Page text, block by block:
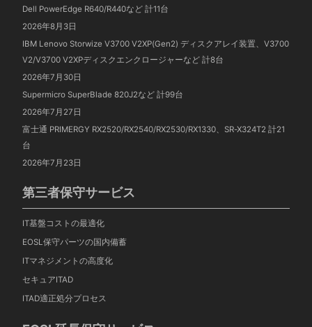
Dell PowerEdge R640/R440など 計11台
2026年8月3日
IBM Lenovo Storwize V3700 V2XP(Gen2) ディスクアレイ装置、V3700
V2/V3700 V2XPディスクエンクロージャーなど 計8台
2026年7月30日
Supermicro SuperBlade 820J2など 計99台
2026年7月27日
富士通 PRIMERGY RX2520/RX2540/RX2530/RX1330、SR-X324T2 計21
台
2026年7月23日
第三者保守サービス
IT基盤コストの最適化
EOSL保守パーツの国内備蓄
ITマネジメントの高度化
セキュアITAD
ITAD適正処分プロセス